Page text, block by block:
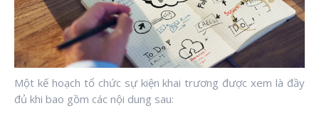
Một kế hoạch tổ chức sự kiện khai trương được xem là đầy
đủ khi bao gồm các nội dung sau: